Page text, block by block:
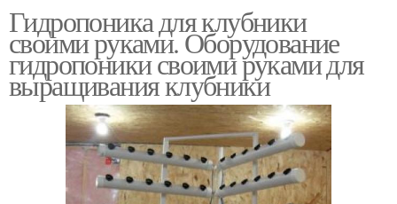
Гидропоника для клубники
своими руками. Оборудование
гидропоники своими руками для
выращивания клубники